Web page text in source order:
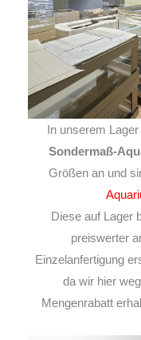
In unserem
Sondermaß-
Größen an und
Diese auf Lager
preiswerter
Einzelanfertigung
da wir hier
Mengenrabatt